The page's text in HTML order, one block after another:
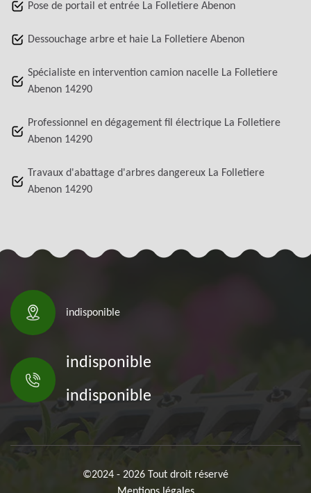
Pose de portail et entrée La Folletiere Abenon
Dessouchage arbre et haie La Folletiere Abenon
Spécialiste en intervention camion nacelle La Folletiere
Abenon 14290
Professionnel en dégagement fil électrique La Folletiere
Abenon 14290
Travaux d'abattage d'arbres dangereux La Folletiere
Abenon 14290
indisponible
indisponible
indisponible
©2024 - 2026 Tout droit réservé